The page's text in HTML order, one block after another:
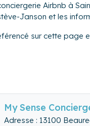
Airbnb à
Janson et les
sur cette page
My Sense
Adresse : 13100